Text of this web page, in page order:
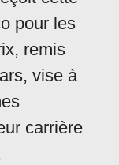
pour les
remis
vise à
carrière